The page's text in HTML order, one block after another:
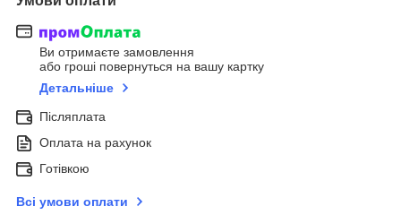
Ви отримаєте замовлення
або гроші повернуться на вашу картку
Детальніше
Післяплата
Оплата на рахунок
Готівкою
Всі умови оплати